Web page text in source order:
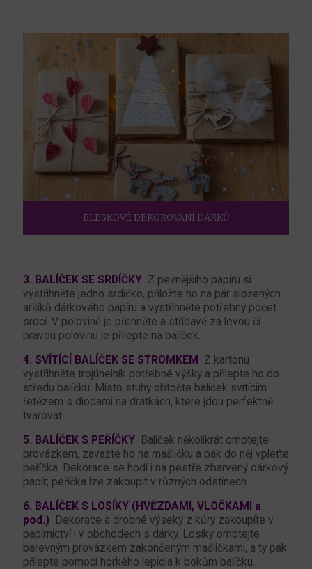
BLESKOVÉ DEKOROVÁNÍ DÁRKŮ
3. BALÍČEK SE SRDÍČKY Z pevnějšího papíru si
vystřihněte jedno srdíčko, přiložte ho na pár složených
aršíků dárkového papíru a vystřihněte potřebný počet
srdcí. V polovině je přehněte a střídavě za levou či
pravou polovinu je přilepte na balíček.
4. SVÍTÍCÍ BALÍČEK SE STROMKEM
Z kartonu
vystřihněte trojúhelník potřebné výšky a přilepte ho do
středu balíčku. Místo stuhy obtočte balíček svítícím
řetězem s diodami na drátkách, které jdou perfektně
tvarovat.
5. BALÍČEK S PEŘÍČKY Balíček několikrát omotejte
provázkem, zavažte ho na mašličku a pak do něj vpleťte
peříčka. Dekorace se hodí i na pestře zbarvený dárkový
papír; peříčka lze zakoupit v různých odstínech.
6. BALÍČEK S LOSÍKY (HVĚZDAMI, VLOČKAMI
a
pod.)
Dekorace a drobné výseky z kůry zakoupíte v
papírnictví i v obchodech s dárky. Losíky omotejte
barevným provázkem zakončeným mašličkami, a ty pak
přilepte pomocí horkého lepidla k bokům balíčku.